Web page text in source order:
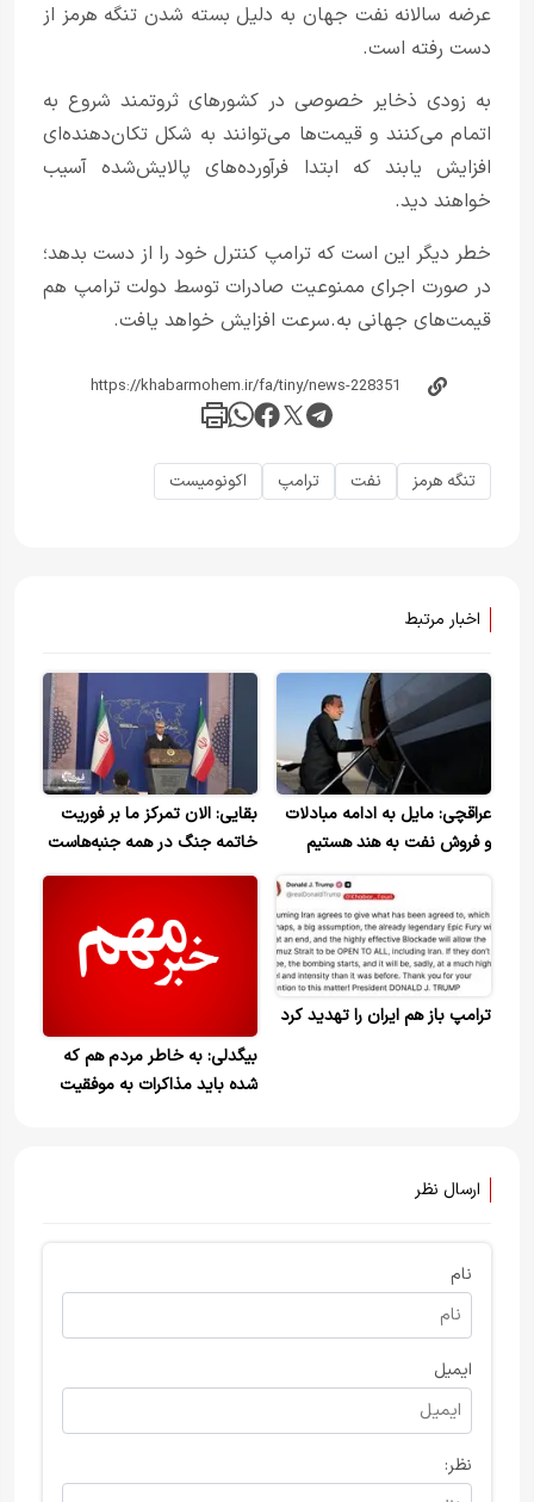
عرضه سالانه نفت جهان به دلیل بسته شدن تنگه هرمز از
دست رفته است.
به زودی ذخایر خصوصی در کشورهای ثروتمند شروع به
اتمام می‌کنند و قیمت‌ها می‌توانند به شکل تکان‌دهنده‌ای
افزایش یابند که ابتدا فرآورده‌های پالایش‌شده آسیب
خواهند دید.
خطر دیگر این است که ترامپ کنترل خود را از دست بدهد؛
در صورت اجرای ممنوعیت صادرات توسط دولت ترامپ هم
قیمت‌های جهانی به.سرعت افزایش خواهد یافت.
تنگه هرمز نفت ترامپ اکونومیست
اخبار مرتبط
عراقچی: مایل به ادامه مبادلات
و فروش نفت به هند هستیم
بقایی: الان تمرکز ما بر فوریت
خاتمه جنگ در همه جنبه‌هاست
ترامپ باز هم ایران را تهدید کرد
بیگدلی: به خاطر مردم هم که
شده باید مذاکرات به موفقیت
ارسال نظر
نام
ایمیل
نظر: